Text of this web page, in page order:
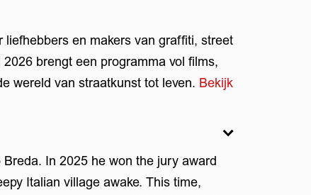
en makers van graffiti, street
brengt een programma vol films,
wereld van straatkunst tot leven. Bekijk
In 2025 he won the jury award
Italian village awake. This time,